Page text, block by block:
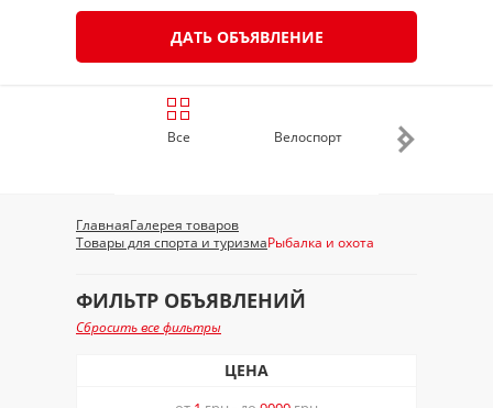
ДАТЬ ОБЪЯВЛЕНИЕ
Все Велоспорт Лыжи, сноуборд
ГлавнаяГалерея товаров
Товары для спорта и туризмаРыбалка и охота
ФИЛЬТР ОБЪЯВЛЕНИЙ
Сбросить все фильтры
ЦЕНА